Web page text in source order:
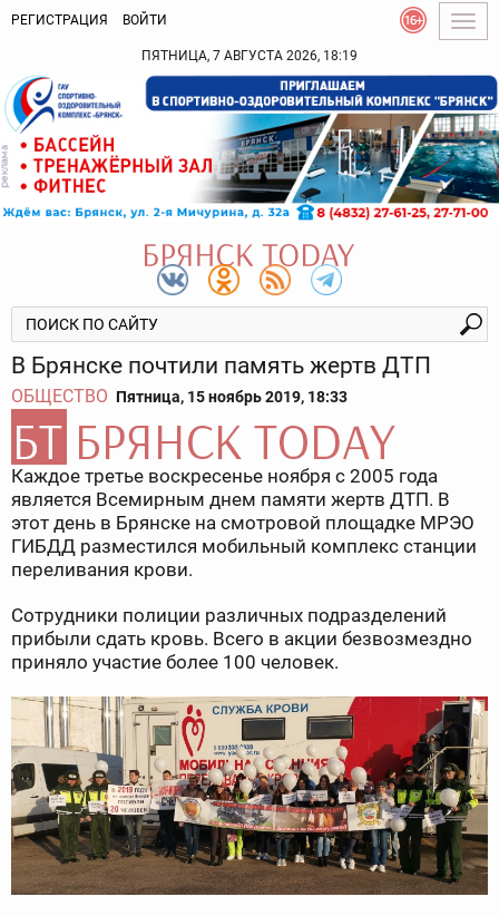
РЕГИСТРАЦИЯ ВОЙТИ
ПЯТНИЦА, 7 АВГУСТА 2026, 18:19
В Брянске почтили память жертв ДТП
ОБЩЕСТВО Пятница, 15 ноябрь 2019, 18:33
Каждое третье воскресенье ноября с 2005 года
является Всемирным днем памяти жертв ДТП. В
этот день в Брянске на смотровой площадке МРЭО
ГИБДД разместился мобильный комплекс станции
переливания крови.
Сотрудники полиции различных подразделений
прибыли сдать кровь. Всего в акции безвозмездно
приняло участие более 100 человек.